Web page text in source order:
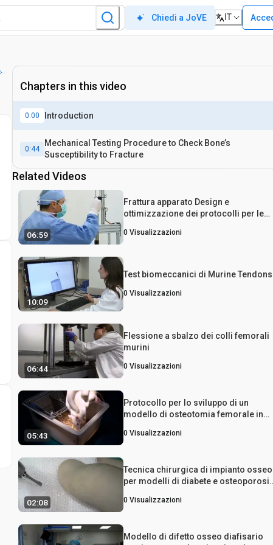
Chiedi a JoVE IT
Chapters in this video
0:00 Introduction
0:44
Mechanical Testing Procedure to Check Bone’s
Susceptibility to Fracture
Related Videos
06:59
Frattura apparato Design e
ottimizzazione dei protocolli per le
0 Visualizzazioni
10:09
Test biomeccanici di Murine Tendons
0 Visualizzazioni
06:44
Flessione a sbalzo dei colli femorali
murini
0 Visualizzazioni
05:43
Protocollo per lo sviluppo di un
modello di osteotomia femorale in
0 Visualizzazioni
02:08
Tecnica chirurgica di impianto osseo
per modelli di diabete e osteoporosi
0 Visualizzazioni
Modello di difetto osseo diafisario